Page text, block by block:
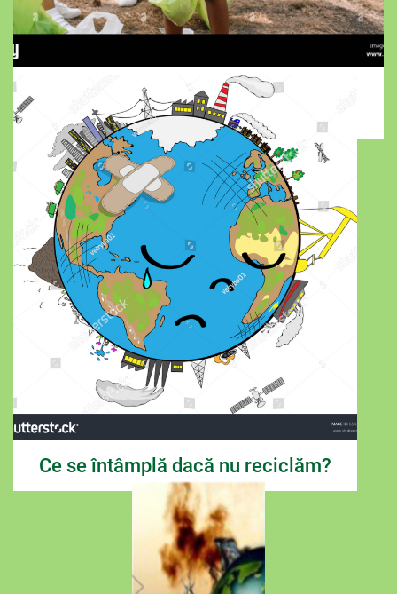
De ce trebuie să aruncăm corect
deșeurile?
Ce se întâmplă dacă nu reciclăm?